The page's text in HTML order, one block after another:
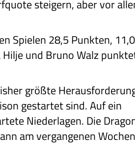
steigern, aber vor
Spielen 28,5 Punkten, 11,0
und Bruno Walz
größte
gestartet sind. Auf ein
Niederlagen. Die
am vergangenen